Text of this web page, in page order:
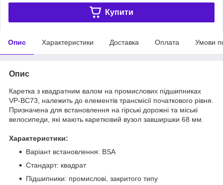
Купити
Опис Характеристики Доставка Оплата Умови
Опис
Каретка з квадратним валом на промислових підшипниках
VP-BC73, належить до елементів трансмісії початкового рівня.
Призначена для встановлення на гірські дорожні та міські
велосипеди, які мають каретковий вузол завширшки 68 мм.
Характеристики:
Варіант встановлення: BSA
Стандарт: квадрат
Підшипники: промислові, закритого типу